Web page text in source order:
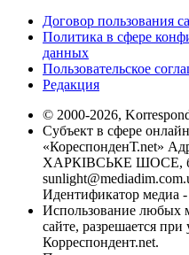
Договор пользования
Политика в сфере
данных
Пользовательское
Редакция
© 2000-2026,
Субъект в сфере
«КореспонденТ.net»
ХАРКІВСЬКЕ ШОСЕ,
Идентификатор медиа
Использование любых
сайте, разрешается
Корреспондент.net.